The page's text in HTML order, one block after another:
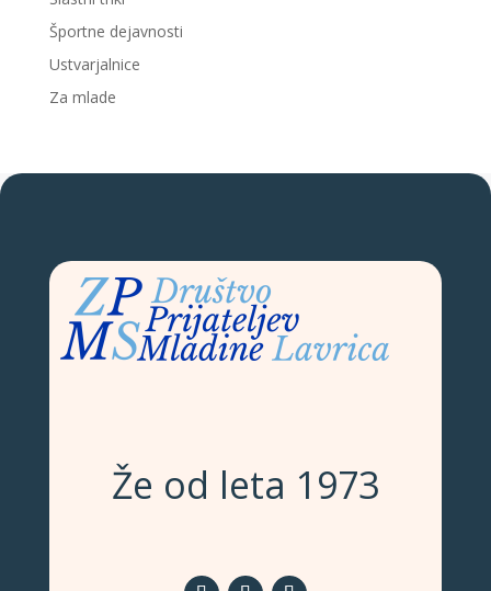
Športne dejavnosti
Ustvarjalnice
Za mlade
Že od leta 1973